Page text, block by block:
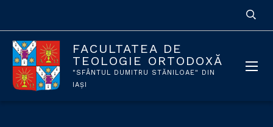
FACULTATEA DE
TEOLOGIE ORTODOXĂ
"SFÂNTUL DUMITRU STĂNILOAE" DIN
IAȘI